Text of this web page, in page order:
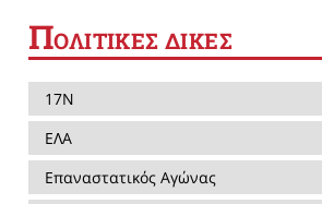
ΠΟΛΙΤΙΚΕΣ ΔΙΚΕΣ
17Ν
ΕΛΑ
Επαναστατικός Αγώνας